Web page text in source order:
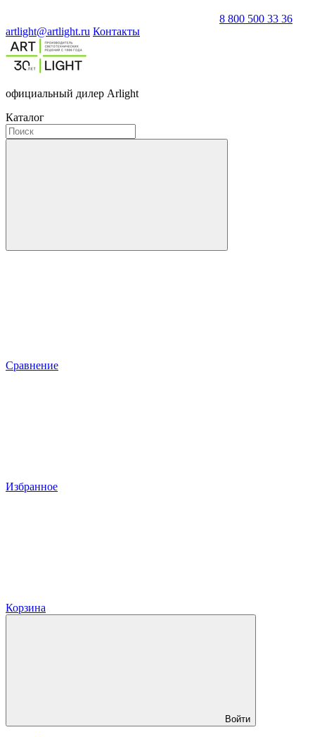
8 800 500 33 36
artlight@artlight.ru Контакты
официальный дилер Arlight
Каталог
Сравнение
Избранное
Корзина
Войти